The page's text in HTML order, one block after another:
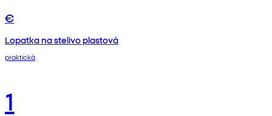
€
Lopatka na stelivo plastová
praktická
1